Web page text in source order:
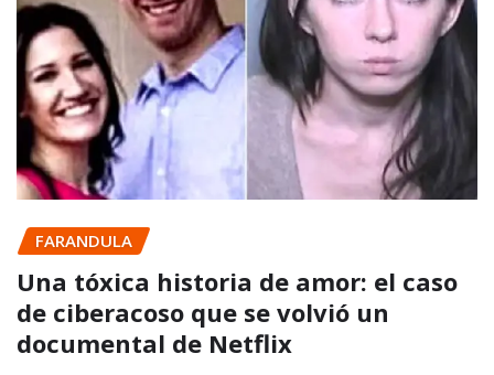
FARANDULA
Una tóxica historia de amor: el caso
de ciberacoso que se volvió un
documental de Netflix